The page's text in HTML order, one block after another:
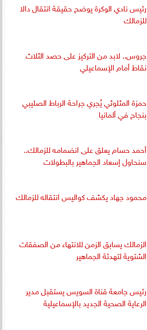
رئيس نادي الوكرة يوضح حقيقة انتقال دالا
للزمالك
جروس.. لابد من التركيز على حصد الثلاث
نقاط أمام الإسماعيلي
حمزة المثلوثي يُجري جراحة الرباط الصليبي
بنجاح في ألمانيا
أحمد حسام يعلق على انضمامه للزمالك..
سنحاول إسعاد الجماهير بالبطولات
محمود جهاد يكشف كواليس انتقاله للزمالك
الزمالك يسابق الزمن للانتهاء من الصفقات
الشتوية لتهدئة الجماهير
رئيس جامعة قناة السويس يستقبل مدير
الرعاية الصحية الجديد بالإسماعيلية